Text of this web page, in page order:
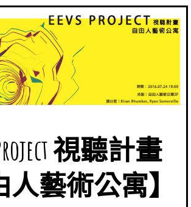
Project 視聽計畫
人藝術公寓】